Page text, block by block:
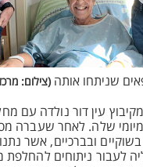
שניתחו אותה (צילום:
מרים אופיר, בת 68 מקיבוץ עין דור
שלה. לאחר שעברה
ובברכיים, אשר
לעבור ניתוחים להחלפת